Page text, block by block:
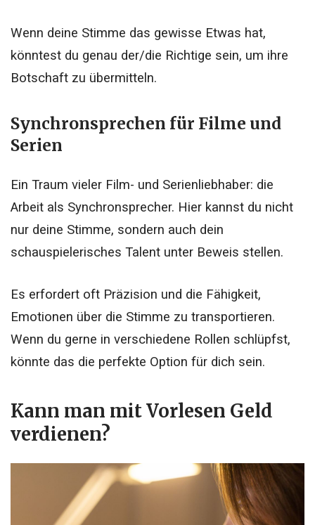
Wenn deine Stimme das gewisse Etwas hat,
könntest du genau der/die Richtige sein, um ihre
Botschaft zu übermitteln.
Synchronsprechen für Filme und
Serien
Ein Traum vieler Film- und Serienliebhaber: die
Arbeit als Synchronsprecher. Hier kannst du nicht
nur deine Stimme, sondern auch dein
schauspielerisches Talent unter Beweis stellen.
Es erfordert oft Präzision und die Fähigkeit,
Emotionen über die Stimme zu transportieren.
Wenn du gerne in verschiedene Rollen schlüpfst,
könnte das die perfekte Option für dich sein.
Kann man mit Vorlesen Geld
verdienen?